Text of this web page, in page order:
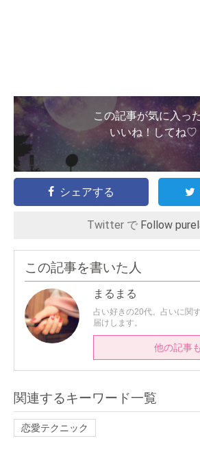
この記事が気に入っ
いいね！してね♡
シェアする
Twitter で Follow
この記事を書いた人
まるまる
占い好きの20代。占いに関
届けします。
他の記事
関連するキーワード一覧
恋愛テクニック